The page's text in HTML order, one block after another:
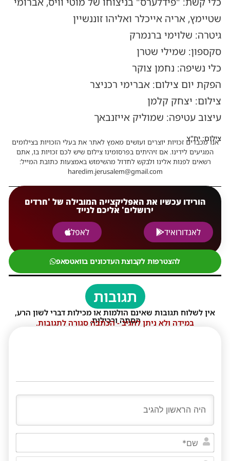
שטיימץ, אריה אייכלר ואליהו זוננשיין
גיטרה: שלוימי ברנמרק
סקספון: שמילי שטרן
כלי נשיפה: נחמן צוקר
הפקת יום צילום: אברימי רכניצר
צילום: יצחק קלמן
עיצוב עטיפה: שמוליק אייזנבאך
צילום: יח"צ
אנו מכבדים זכויות יוצרים ועושים מאמץ לאתר את בעלי הזכויות בצילומים
המגיעים לידינו. אם זיהיתים בפרסומינו צילום שיש לכם זכויות בו, אתם
רשאים לפנות אלינו ולבקש לחדול מהשימוש באמצעות כתובת המייל:
haredim.jerusalem@gmail.com
הורידו עכשיו את האפליקצייה המובילה של 'חרדים
ירושלים' אליכם לנייד
לאנדורואיד
לאפל
להצטרפות לקבוצת העדכונים בוואטסאפ
תגובות
אין לשלוח תגובות שאינם הולמות או מכילות דברי לשון הרע,
הסתה ורכילות.
במידה ולא ניתן להגיב - הכתבה סגורה לתגובות.
שם*